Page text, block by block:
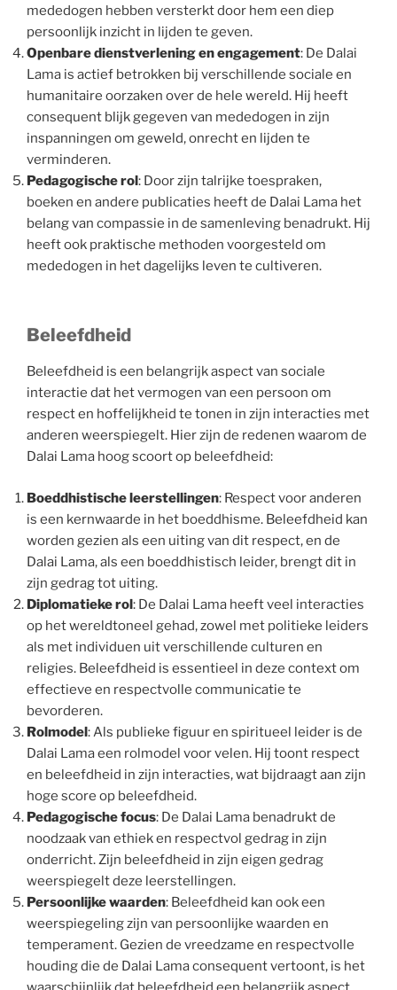
mededogen hebben versterkt door hem een diep
persoonlijk inzicht in lijden te geven.
Openbare dienstverlening en engagement: De Dalai
Lama is actief betrokken bij verschillende sociale en
humanitaire oorzaken over de hele wereld. Hij heeft
consequent blijk gegeven van mededogen in zijn
inspanningen om geweld, onrecht en lijden te
verminderen.
Pedagogische rol: Door zijn talrijke toespraken,
boeken en andere publicaties heeft de Dalai Lama het
belang van compassie in de samenleving benadrukt. Hij
heeft ook praktische methoden voorgesteld om
mededogen in het dagelijks leven te cultiveren.
Beleefdheid
Beleefdheid is een belangrijk aspect van sociale
interactie dat het vermogen van een persoon om
respect en hoffelijkheid te tonen in zijn interacties met
anderen weerspiegelt. Hier zijn de redenen waarom de
Dalai Lama hoog scoort op beleefdheid:
Boeddhistische leerstellingen: Respect voor anderen
is een kernwaarde in het boeddhisme. Beleefdheid kan
worden gezien als een uiting van dit respect, en de
Dalai Lama, als een boeddhistisch leider, brengt dit in
zijn gedrag tot uiting.
Diplomatieke rol: De Dalai Lama heeft veel interacties
op het wereldtoneel gehad, zowel met politieke leiders
als met individuen uit verschillende culturen en
religies. Beleefdheid is essentieel in deze context om
effectieve en respectvolle communicatie te
bevorderen.
Rolmodel: Als publieke figuur en spiritueel leider is de
Dalai Lama een rolmodel voor velen. Hij toont respect
en beleefdheid in zijn interacties, wat bijdraagt aan zijn
hoge score op beleefdheid.
Pedagogische focus: De Dalai Lama benadrukt de
noodzaak van ethiek en respectvol gedrag in zijn
onderricht. Zijn beleefdheid in zijn eigen gedrag
weerspiegelt deze leerstellingen.
Persoonlijke waarden: Beleefdheid kan ook een
weerspiegeling zijn van persoonlijke waarden en
temperament. Gezien de vreedzame en respectvolle
houding die de Dalai Lama consequent vertoont, is het